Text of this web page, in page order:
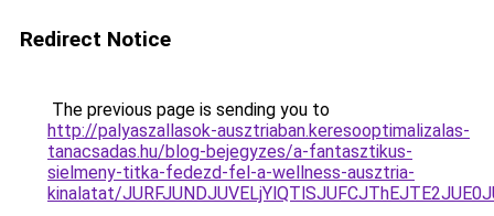
Redirect Notice
The previous page is sending you to
http://palyaszallasok-ausztriaban.keresooptimalizalas-
tanacsadas.hu/blog-bejegyzes/a-fantasztikus-
sielmeny-titka-fedezd-fel-a-wellness-ausztria-
kinalatat/